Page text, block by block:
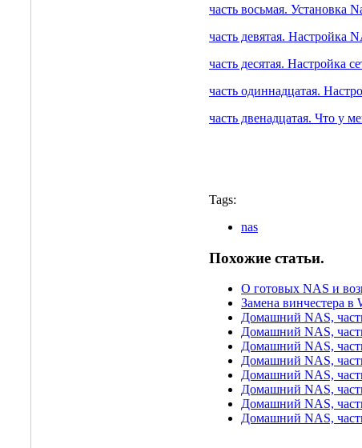
часть восьмая. Установка
часть девятая. Настройка
часть десятая. Настройка
часть одиннадцатая.
часть двенадцатая. Что у
Tags:
nas
Похожие статьи.
О готовых NAS и
Замена винчестера
Домашний NAS,
Домашний NAS,
Домашний NAS, часть
Домашний NAS,
Домашний NAS,
Домашний NAS,
Домашний NAS,
Домашний NAS,